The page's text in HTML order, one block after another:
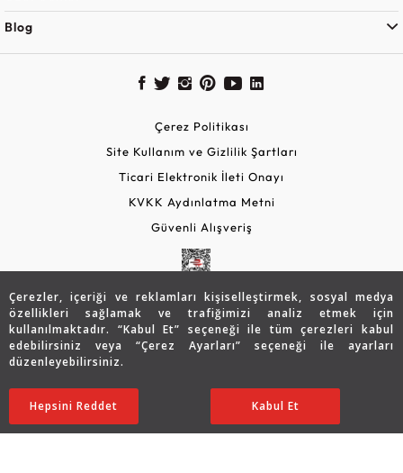
Çerezler, içeriği ve reklamları kişiselleştirmek, sosyal medya
özellikleri sağlamak ve trafiğimizi analiz etmek için
kullanılmaktadır. “Kabul Et” seçeneği ile tüm çerezleri kabul
edebilirsiniz veya “Çerez Ayarları” seçeneği ile ayarları
düzenleyebilirsiniz.
Ayarları Düzenle
Hepsini Reddet Kabul Et
56.123 TL
44.912TL
40.421 TL SATIN ALIN
Blog
Çerez Politikası
Site Kullanım ve Gizlilik Şartları
Ticari Elektronik İleti Onayı
KVKK Aydınlatma Metni
Güvenli Alışveriş
Copyright © 2026 Assos Pırlanta - Bu sitenin tüm hakları